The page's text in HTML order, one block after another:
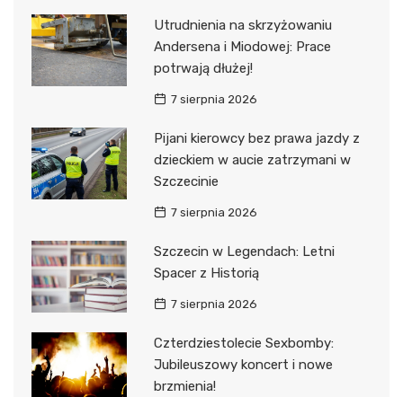
Utrudnienia na skrzyżowaniu
Andersena i Miodowej: Prace
potrwają dłużej!
7 sierpnia 2026
Pijani kierowcy bez prawa jazdy z
dzieckiem w aucie zatrzymani w
Szczecinie
7 sierpnia 2026
Szczecin w Legendach: Letni
Spacer z Historią
7 sierpnia 2026
Czterdziestolecie Sexbomby:
Jubileuszowy koncert i nowe
brzmienia!